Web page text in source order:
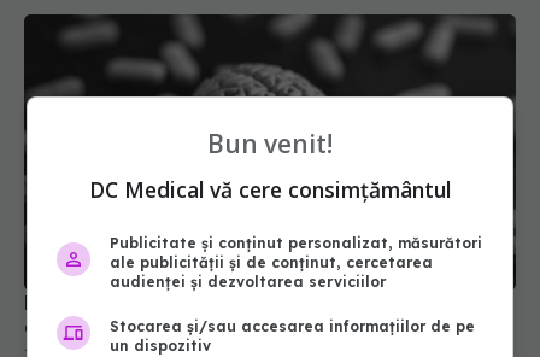
Efectele secundare ale noilor terapii pentru
demență
Bun venit!
DC Medical vă cere consimțământul
Publicitate și conținut personalizat, măsurători
ale publicității și de conținut, cercetarea
audienței și dezvoltarea serviciilor
Stocarea și/sau accesarea informațiilor de pe
un dispozitiv